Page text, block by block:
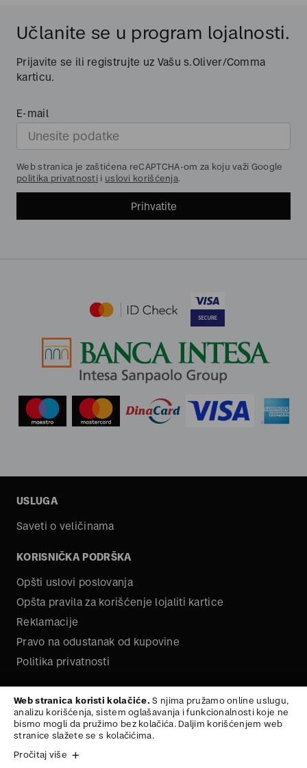
Učlanite se u program lojalnosti.
Prijavite se ili registrujte uz Vašu s.Oliver/Comma
karticu.
E-mail
Web stranica je zaštićena reCAPTCHA-om za koju važi Google
politika privatnosti i uslovi korišćenja.
Prihvatite
USLUGA
Saveti o veličinama
KORISNIČKA PODRŠKA
Opšti uslovi poslovanja
Opšta pravila za korišćenje lojaliti kartice
Reklamacije
Pravo na odustanak od kupovine
Politika privatnosti
Kariera
Web stranica koristi kolačiće. S njima pružamo online uslugu,
analizu korišćenja, sistem oglašavanja i funkcionalnosti koje ne
bismo mogli da pružimo bez kolačića. Daljim korišćenjem web
stranice slažete se s kolačićima.
Pročitaj više